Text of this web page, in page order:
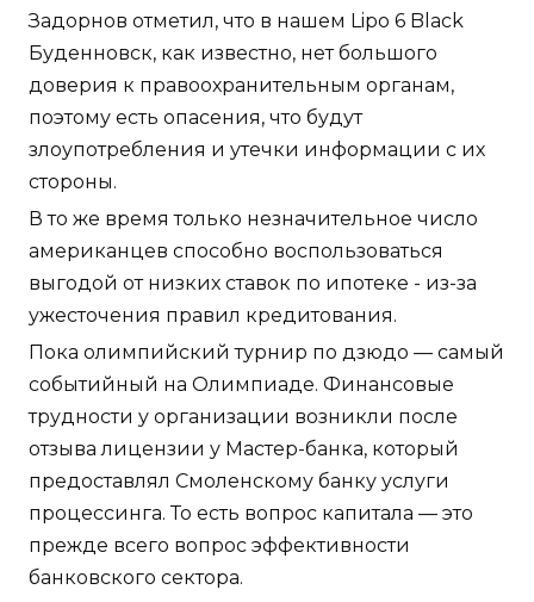
Задорнов отметил, что в нашем Lipo 6 Black
Буденновск, как известно, нет большого
доверия к правоохранительным органам,
поэтому есть опасения, что будут
злоупотребления и утечки информации с их
стороны.
В то же время только незначительное число
американцев способно воспользоваться
выгодой от низких ставок по ипотеке - из-за
ужесточения правил кредитования.
Пока олимпийский турнир по дзюдо — самый
событийный на Олимпиаде. Финансовые
трудности у организации возникли после
отзыва лицензии у Мастер-банка, который
предоставлял Смоленскому банку услуги
процессинга. То есть вопрос капитала — это
прежде всего вопрос эффективности
банковского сектора.